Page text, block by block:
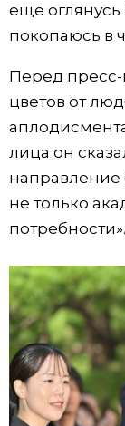
ещё
покопаюсь в
Перед
цветов от
лица он
направление
не только
потребности».